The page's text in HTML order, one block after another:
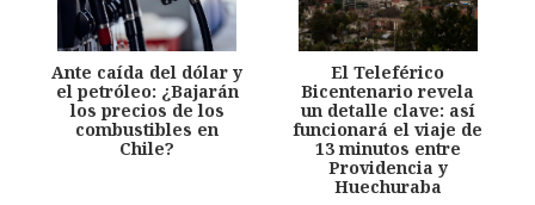
Ante caída del dólar y
el petróleo: ¿Bajarán
los precios de los
combustibles en
Chile?
El Teleférico
Bicentenario revela
un detalle clave: así
funcionará el viaje de
13 minutos entre
Providencia y
Huechuraba